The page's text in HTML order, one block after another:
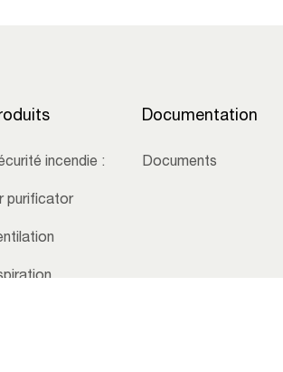
incendie :
purificator
Documentation
Documents